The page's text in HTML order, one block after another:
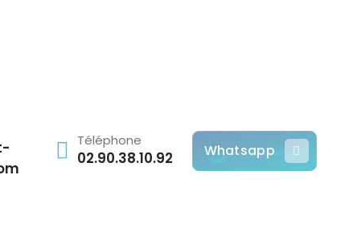
Téléphone
02.90.38.10.92 Whatsapp